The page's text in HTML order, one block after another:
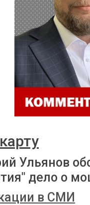
Ульянов
дело о
в СМИ